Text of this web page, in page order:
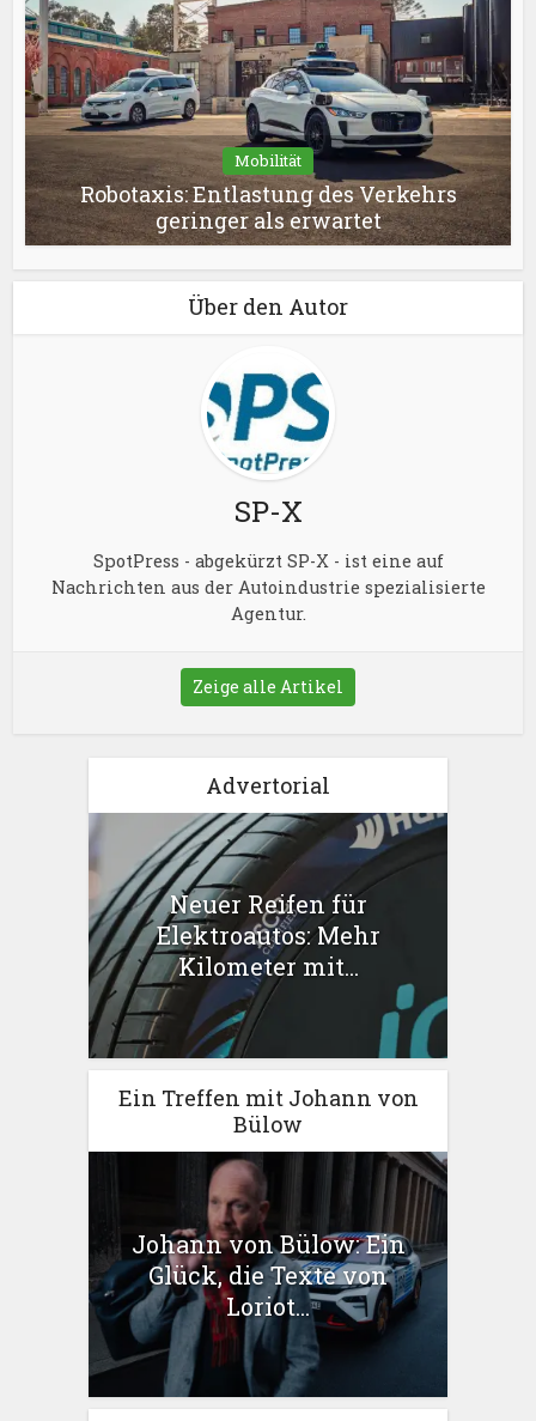
Mobilität
Robotaxis: Entlastung des Verkehrs
geringer als erwartet
Über den Autor
SP-X
SpotPress - abgekürzt SP-X - ist eine auf
Nachrichten aus der Autoindustrie spezialisierte
Agentur.
Zeige alle Artikel
Advertorial
Neuer Reifen für
Elektroautos: Mehr
Kilometer mit...
Ein Treffen mit Johann von
Bülow
Johann von Bülow: Ein
Glück, die Texte von
Loriot...